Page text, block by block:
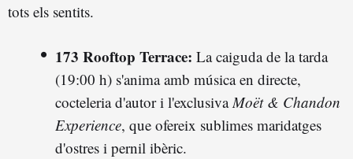
tots els sentits.
173 Rooftop Terrace: La caiguda de la tarda
(19:00 h) s'anima amb música en directe,
cocteleria d'autor i l'exclusivaMoët & Chandon
Experience, que ofereix sublimes maridatges
d'ostres i pernil ibèric.